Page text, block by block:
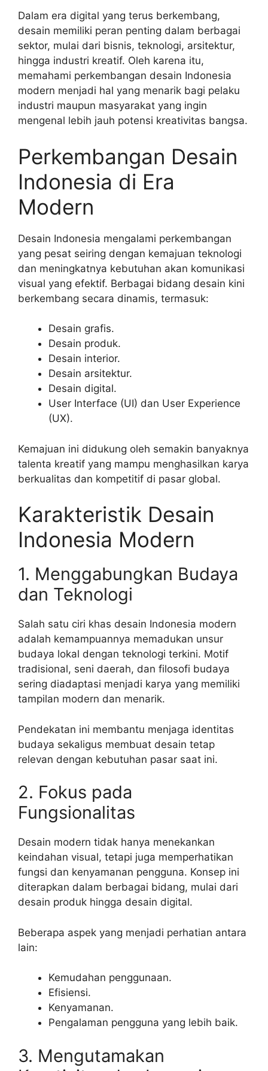
Dalam era digital yang terus berkembang,
desain memiliki peran penting dalam berbagai
sektor, mulai dari bisnis, teknologi, arsitektur,
hingga industri kreatif. Oleh karena itu,
memahami perkembangan desain Indonesia
modern menjadi hal yang menarik bagi pelaku
industri maupun masyarakat yang ingin
mengenal lebih jauh potensi kreativitas bangsa.
Perkembangan Desain
Indonesia di Era
Modern
Desain Indonesia mengalami perkembangan
yang pesat seiring dengan kemajuan teknologi
dan meningkatnya kebutuhan akan komunikasi
visual yang efektif. Berbagai bidang desain kini
berkembang secara dinamis, termasuk:
Desain grafis.
Desain produk.
Desain interior.
Desain arsitektur.
Desain digital.
User Interface (UI) dan User Experience
(UX).
Kemajuan ini didukung oleh semakin banyaknya
talenta kreatif yang mampu menghasilkan karya
berkualitas dan kompetitif di pasar global.
Karakteristik Desain
Indonesia Modern
1. Menggabungkan Budaya
dan Teknologi
Salah satu ciri khas desain Indonesia modern
adalah kemampuannya memadukan unsur
budaya lokal dengan teknologi terkini. Motif
tradisional, seni daerah, dan filosofi budaya
sering diadaptasi menjadi karya yang memiliki
tampilan modern dan menarik.
Pendekatan ini membantu menjaga identitas
budaya sekaligus membuat desain tetap
relevan dengan kebutuhan pasar saat ini.
2. Fokus pada
Fungsionalitas
Desain modern tidak hanya menekankan
keindahan visual, tetapi juga memperhatikan
fungsi dan kenyamanan pengguna. Konsep ini
diterapkan dalam berbagai bidang, mulai dari
desain produk hingga desain digital.
Beberapa aspek yang menjadi perhatian antara
lain:
Kemudahan penggunaan.
Efisiensi.
Kenyamanan.
Pengalaman pengguna yang lebih baik.
3. Mengutamakan